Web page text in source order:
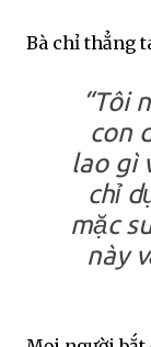
Bà chỉ thẳng
“Tôi
con
lao gì
chỉ
mặc
này